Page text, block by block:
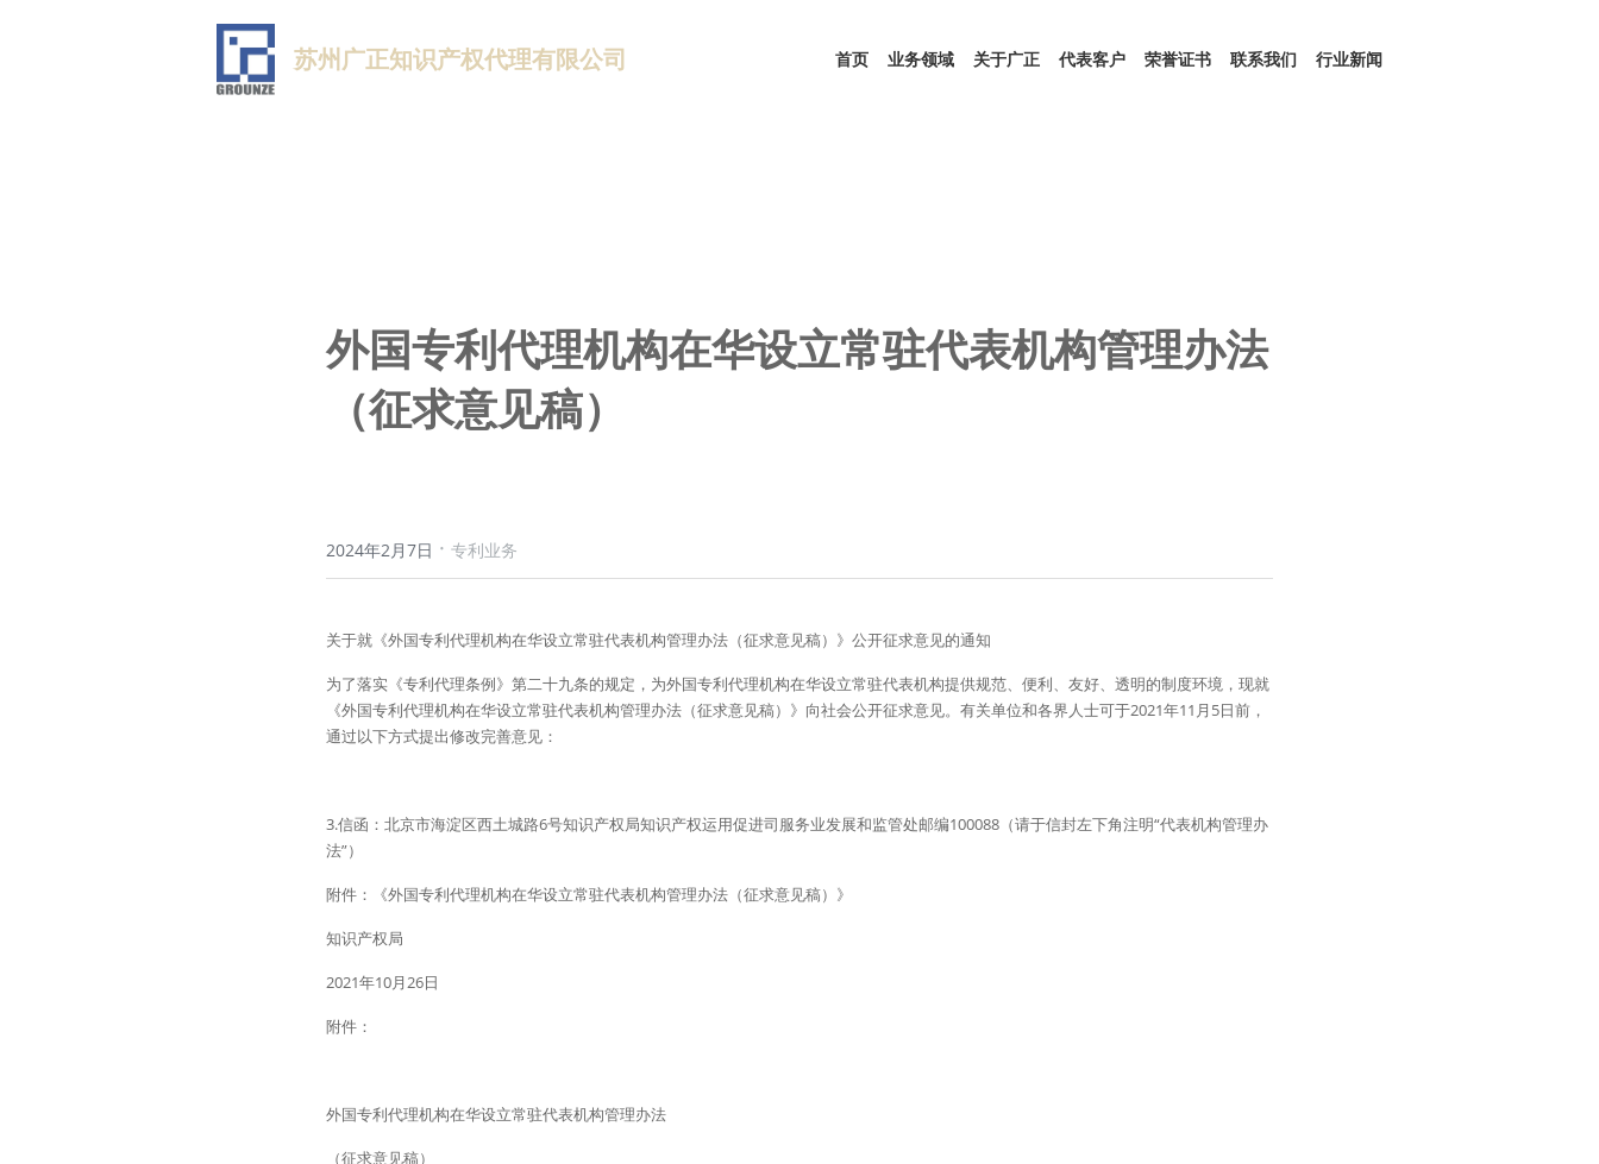
苏州广正知识产权代理有限公司 首页 业务领域 关于广正 代表客户 荣誉证书 联系我们 行业新闻
外国专利代理机构在华设立常驻代表机构管理办法
（征求意见稿）
2024年2月7日 · 专利业务
关于就《外国专利代理机构在华设立常驻代表机构管理办法（征求意见稿）》公开征求意见的通知
为了落实《专利代理条例》第二十九条的规定，为外国专利代理机构在华设立常驻代表机构提供规范、便利、友好、透明的制度环境，现就
《外国专利代理机构在华设立常驻代表机构管理办法（征求意见稿）》向社会公开征求意见。有关单位和各界人士可于2021年11月5日前，
通过以下方式提出修改完善意见：
3.信函：北京市海淀区西土城路6号知识产权局知识产权运用促进司服务业发展和监管处邮编100088（请于信封左下角注明“代表机构管理办
法”）
附件：《外国专利代理机构在华设立常驻代表机构管理办法（征求意见稿）》
知识产权局
2021年10月26日
附件：
外国专利代理机构在华设立常驻代表机构管理办法
（征求意见稿）